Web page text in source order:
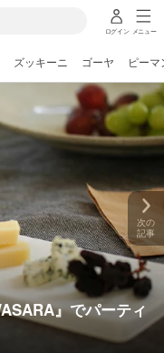
ログイン メニュー
ズッキーニ ゴーヤ ピーマ
』でパーティ
次の
記事